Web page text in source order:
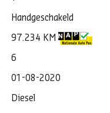
Handgeschakeld
97.234 KM
6
01-08-2020
Diesel